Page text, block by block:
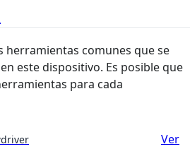
herramientas comunes que se
este dispositivo. Es posible que
para cada
Ver